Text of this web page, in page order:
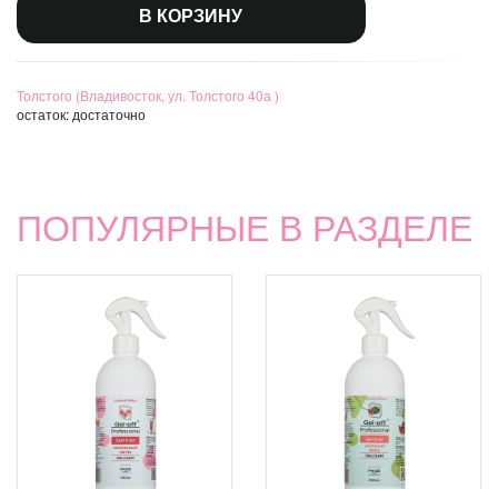
В КОРЗИНУ
Толстого (Владивосток, ул. Толстого 40а )
остаток: достаточно
ПОПУЛЯРНЫЕ В РАЗДЕЛЕ